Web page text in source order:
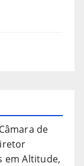
de
em Altitude,